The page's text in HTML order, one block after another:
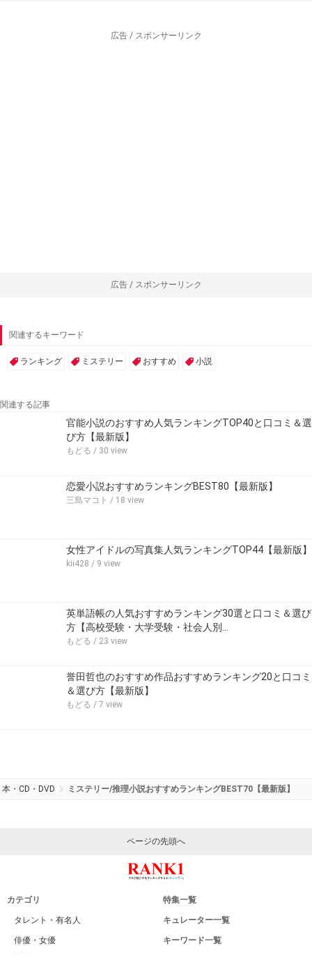
広告 / スポンサーリンク
広告 / スポンサーリンク
関連するキーワード
ランキング ミステリー おすすめ 小説
関連する記事
官能小説のおすすめ人気ランキングTOP40と口コミ＆選
び方【最新版】
もどる / 30 view
恋愛小説おすすめランキングBEST80【最新版】
三島マコト / 18 view
女性アイドルの写真集人気ランキングTOP44【最新版】
kii428 / 9 view
英単語帳の人気おすすめランキング30選と口コミ＆選び
方【高校受験・大学受験・社会人別…
もどる / 23 view
誉田哲也のおすすめ作品おすすめランキング20と口コミ
＆選び方【最新版】
もどる / 7 view
本・CD・DVD ミステリー/推理小説おすすめランキングBEST70【最新版】
ページの先頭へ
カテゴリ
タレント・有名人
俳優・女優
特集一覧
キュレーター一覧
キーワード一覧